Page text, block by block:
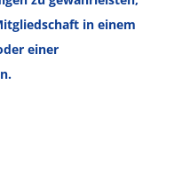
in einem
einer